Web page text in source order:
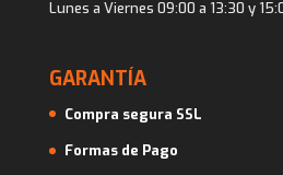
Lunes a Viernes 09:00 a 13:30 y
GARANTÍA
Compra segura SSL
Formas de Pago